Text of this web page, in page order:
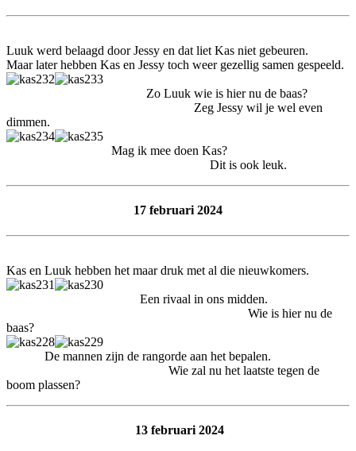
Luuk werd belaagd door Jessy en dat liet Kas niet gebeuren.
Maar later hebben Kas en Jessy toch weer gezellig samen gespeeld.
Zo Luuk wie is hier nu de baas?
Zeg Jessy wil je wel even
dimmen.
Mag ik mee doen Kas?
Dit is ook leuk.
17 februari 2024
Kas en Luuk hebben het maar druk met al die nieuwkomers.
Een rivaal in ons midden.
Wie is hier nu de
baas?
De mannen zijn de rangorde aan het bepalen.
Wie zal nu het laatste tegen de
boom plassen?
13 februari 2024